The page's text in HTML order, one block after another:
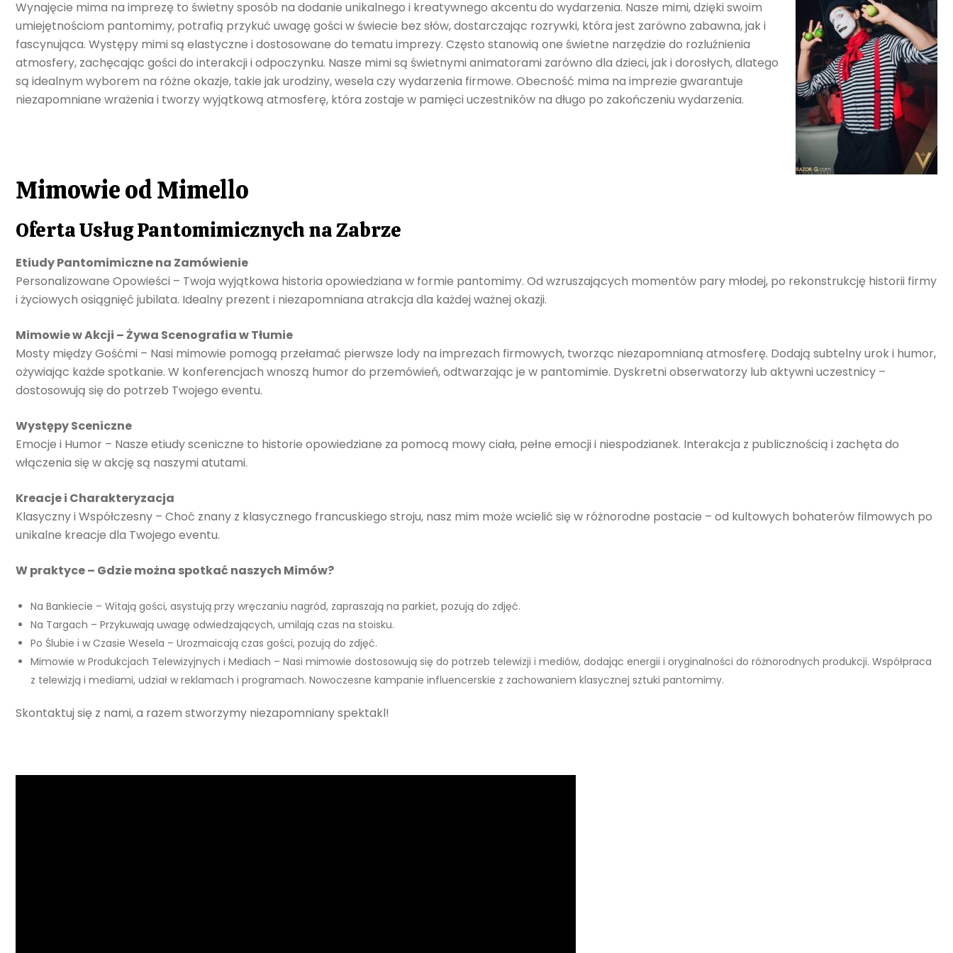
Wynajęcie mima na imprezę to świetny sposób na dodanie unikalnego i kreatywnego akcentu do wydarzenia. Nasze mimi, dzięki swoim
umiejętnościom pantomimy, potrafią przykuć uwagę gości w świecie bez słów, dostarczając rozrywki, która jest zarówno zabawna, jak i
fascynująca. Występy mimi są elastyczne i dostosowane do tematu imprezy. Często stanowią one świetne narzędzie do rozluźnienia
atmosfery, zachęcając gości do interakcji i odpoczynku. Nasze mimi są świetnymi animatorami zarówno dla dzieci, jak i dorosłych, dlatego
są idealnym wyborem na różne okazje, takie jak urodziny, wesela czy wydarzenia firmowe. Obecność mima na imprezie gwarantuje
niezapomniane wrażenia i tworzy wyjątkową atmosferę, która zostaje w pamięci uczestników na długo po zakończeniu wydarzenia.
Mimowie od Mimello
Oferta Usług Pantomimicznych na Zabrze
Etiudy Pantomimiczne na Zamówienie
Personalizowane Opowieści – Twoja wyjątkowa historia opowiedziana w formie pantomimy. Od wzruszających momentów pary młodej, po rekonstrukcję historii firmy
i życiowych osiągnięć jubilata. Idealny prezent i niezapomniana atrakcja dla każdej ważnej okazji.
Mimowie w Akcji – Żywa Scenografia w Tłumie
Mosty między Gośćmi – Nasi mimowie pomogą przełamać pierwsze lody na imprezach firmowych, tworząc niezapomnianą atmosferę. Dodają subtelny urok i humor,
ożywiając każde spotkanie. W konferencjach wnoszą humor do przemówień, odtwarzając je w pantomimie. Dyskretni obserwatorzy lub aktywni uczestnicy –
dostosowują się do potrzeb Twojego eventu.
Występy Sceniczne
Emocje i Humor – Nasze etiudy sceniczne to historie opowiedziane za pomocą mowy ciała, pełne emocji i niespodzianek. Interakcja z publicznością i zachęta do
włączenia się w akcję są naszymi atutami.
Kreacje i Charakteryzacja
Klasyczny i Współczesny – Choć znany z klasycznego francuskiego stroju, nasz mim może wcielić się w różnorodne postacie – od kultowych bohaterów filmowych po
unikalne kreacje dla Twojego eventu.
W praktyce – Gdzie można spotkać naszych Mimów?
Na Bankiecie – Witają gości, asystują przy wręczaniu nagród, zapraszają na parkiet, pozują do zdjęć.
Na Targach – Przykuwają uwagę odwiedzających, umilają czas na stoisku.
Po Ślubie i w Czasie Wesela – Urozmaicają czas gości, pozują do zdjęć.
Mimowie w Produkcjach Telewizyjnych i Mediach – Nasi mimowie dostosowują się do potrzeb telewizji i mediów, dodając energii i oryginalności do różnorodnych produkcji. Współpraca
z telewizją i mediami, udział w reklamach i programach. Nowoczesne kampanie influencerskie z zachowaniem klasycznej sztuki pantomimy.
Skontaktuj się z nami, a razem stworzymy niezapomniany spektakl!